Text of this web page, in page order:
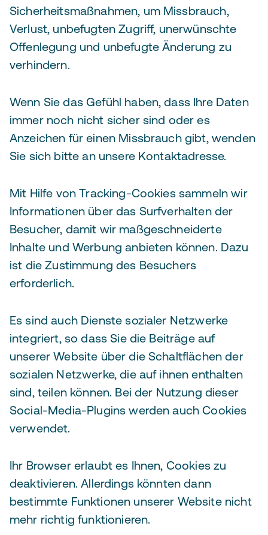
Sicherheitsmaßnahmen, um Missbrauch,
Verlust, unbefugten Zugriff, unerwünschte
Offenlegung und unbefugte Änderung zu
verhindern.
Wenn Sie das Gefühl haben, dass Ihre Daten
immer noch nicht sicher sind oder es
Anzeichen für einen Missbrauch gibt, wenden
Sie sich bitte an unsere Kontaktadresse.
Mit Hilfe von Tracking-Cookies sammeln wir
Informationen über das Surfverhalten der
Besucher, damit wir maßgeschneiderte
Inhalte und Werbung anbieten können. Dazu
ist die Zustimmung des Besuchers
erforderlich.
Es sind auch Dienste sozialer Netzwerke
integriert, so dass Sie die Beiträge auf
unserer Website über die Schaltflächen der
sozialen Netzwerke, die auf ihnen enthalten
sind, teilen können. Bei der Nutzung dieser
Social-Media-Plugins werden auch Cookies
verwendet.
Ihr Browser erlaubt es Ihnen, Cookies zu
deaktivieren. Allerdings könnten dann
bestimmte Funktionen unserer Website nicht
mehr richtig funktionieren.